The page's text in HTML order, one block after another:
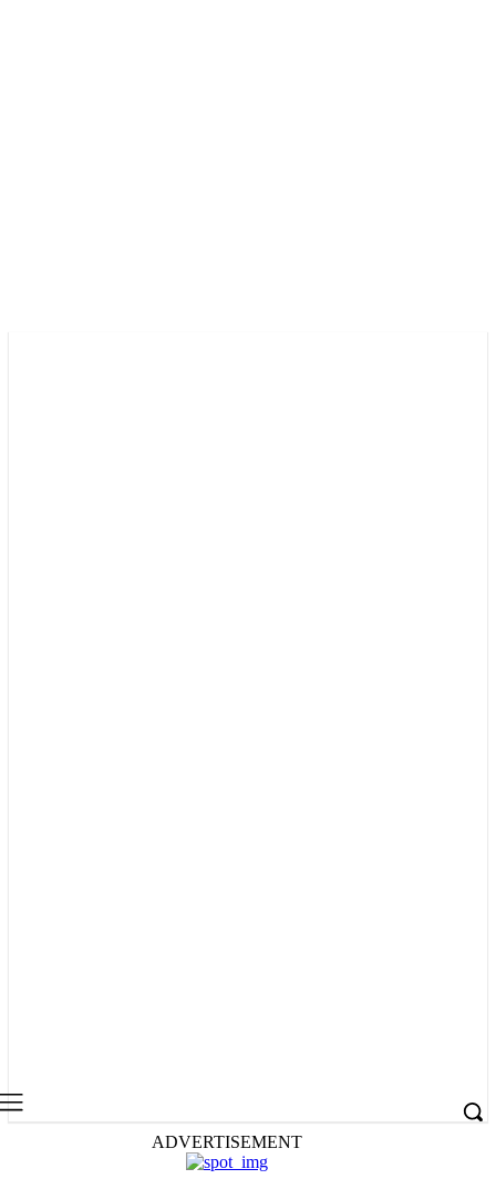
ADVERTISEMENT